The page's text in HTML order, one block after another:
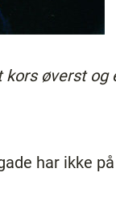
øverst og
har ikke